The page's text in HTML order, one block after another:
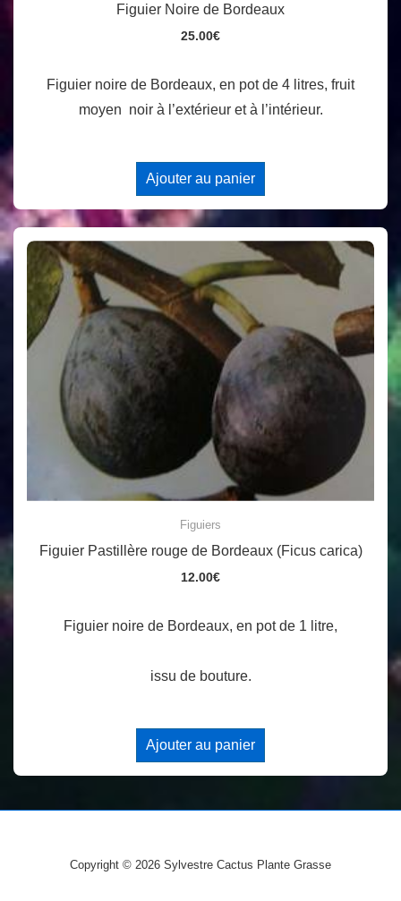
Figuier Noire de Bordeaux
25.00€
Figuier noire de Bordeaux, en pot de 4 litres, fruit
moyen noir à l’extérieur et à l’intérieur.
Ajouter au panier
Figuiers
Figuier Pastillère rouge de Bordeaux (Ficus carica)
12.00€
Figuier noire de Bordeaux, en pot de 1 litre,
issu de bouture.
Ajouter au panier
Copyright © 2026 Sylvestre Cactus Plante Grasse